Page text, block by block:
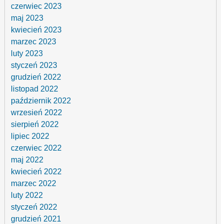
czerwiec 2023
maj 2023
kwiecień 2023
marzec 2023
luty 2023
styczeń 2023
grudzień 2022
listopad 2022
październik 2022
wrzesień 2022
sierpień 2022
lipiec 2022
czerwiec 2022
maj 2022
kwiecień 2022
marzec 2022
luty 2022
styczeń 2022
grudzień 2021